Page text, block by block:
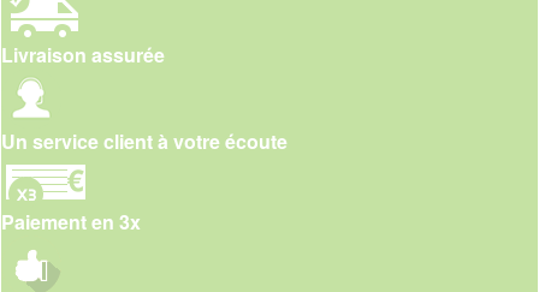
Livraison assurée
Un service client à votre écoute
Paiement en 3x